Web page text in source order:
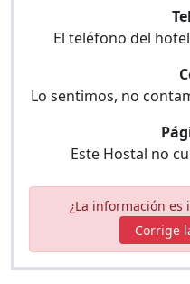
El teléfono del
Lo sentimos, no
Este Hostal no
¿La información es
Corrige